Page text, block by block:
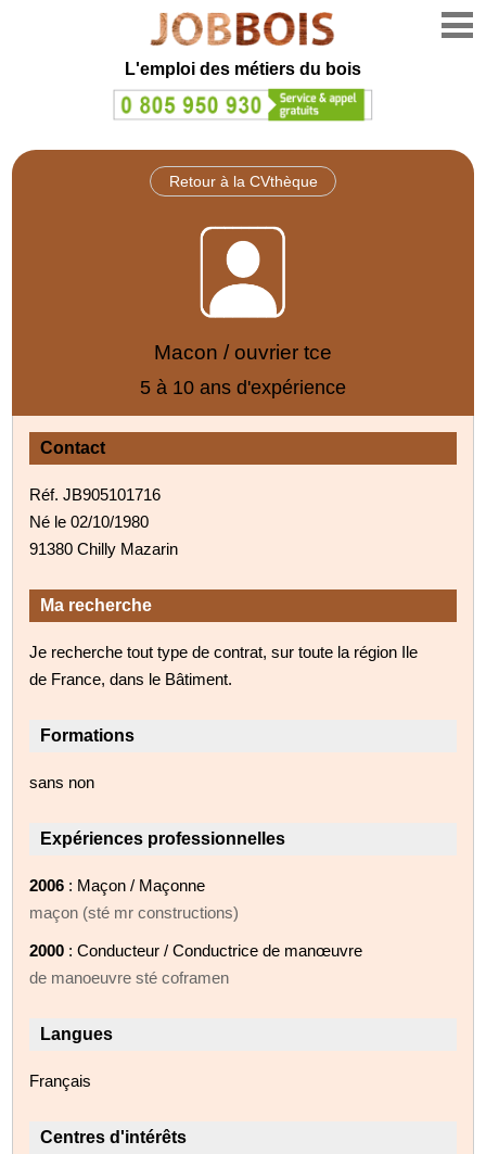
L'emploi des métiers du bois
Retour à la CVthèque
Macon / ouvrier tce
5 à 10 ans d'expérience
Contact
Réf. JB905101716
Né le 02/10/1980
91380 Chilly Mazarin
Ma recherche
Je recherche tout type de contrat, sur toute la région Ile
de France, dans le Bâtiment.
Formations
sans non
Expériences professionnelles
2006 : Maçon / Maçonne
maçon (sté mr constructions)
2000 : Conducteur / Conductrice de manœuvre
de manoeuvre sté coframen
Langues
Français
Centres d'intérêts